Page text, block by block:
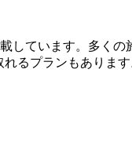
ています。多く
れるプランもありま